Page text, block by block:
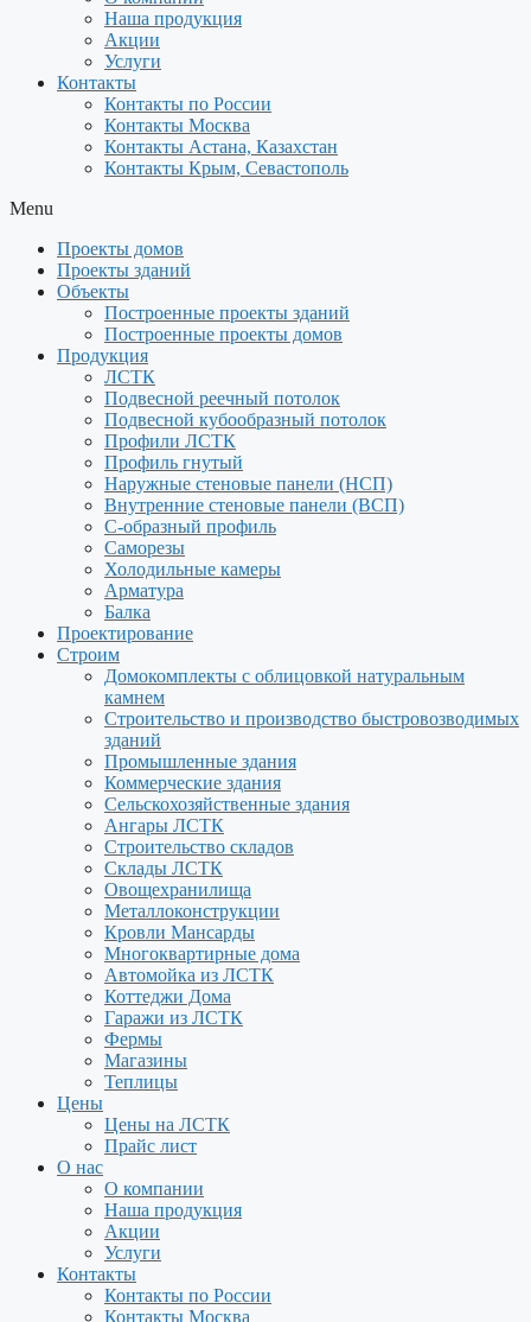
Наша продукция
Акции
Услуги
Контакты
Контакты по России
Контакты Москва
Контакты Астана, Казахстан
Контакты Крым, Севастополь
Menu
Проекты домов
Проекты зданий
Объекты
Построенные проекты зданий
Построенные проекты домов
Продукция
ЛСТК
Подвесной реечный потолок
Подвесной кубообразный потолок
Профили ЛСТК
Профиль гнутый
Наружные стеновые панели (НСП)
Внутренние стеновые панели (ВСП)
С-образный профиль
Саморезы
Холодильные камеры
Арматура
Балка
Проектирование
Строим
Домокомплекты с облицовкой натуральным
камнем
Строительство и производство быстровозводимых
зданий
Промышленные здания
Коммерческие здания
Сельскохозяйственные здания
Ангары ЛСТК
Строительство складов
Склады ЛСТК
Овощехранилища
Металлоконструкции
Кровли Мансарды
Многоквартирные дома
Автомойка из ЛСТК
Коттеджи Дома
Гаражи из ЛСТК
Фермы
Магазины
Теплицы
Цены
Цены на ЛСТК
Прайс лист
О нас
О компании
Наша продукция
Акции
Услуги
Контакты
Контакты по России
Контакты Москва